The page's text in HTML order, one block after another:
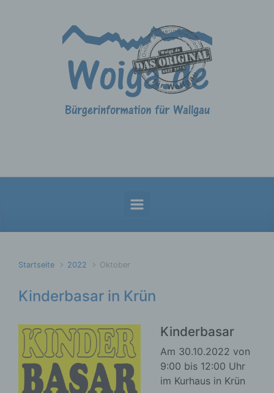
Startseite 2022 Oktober
Kinderbasar in Krün
Kinderbasar
Am 30.10.2022 von
9:00 bis 12:00 Uhr
im Kurhaus in Krün